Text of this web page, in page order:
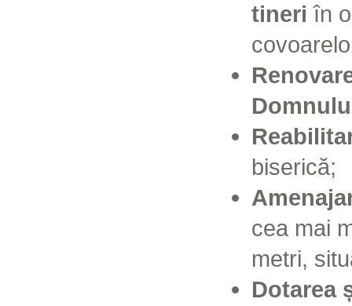
tineri în
biserică;
cea mai
metri,
Dotarea